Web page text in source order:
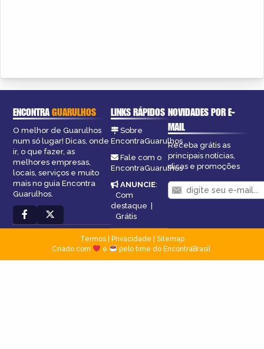
ENCONTRAGUARULHOS
O melhor de Guarulhos
num só lugar! Dicas, onde
ir, o que fazer, as
melhores empresas,
locais, serviços e muito
mais no guia Encontra
Guarulhos.
LINKS RÁPIDOS
Sobre
EncontraGuarulhos
Fale com o
EncontraGuarulhos
ANUNCIE:
Com
destaque |
Grátis
NOVIDADES POR E-
MAIL
Receba grátis as
principais notícias,
dicas e promoções
Termos| Privacidade
Sitemap
Criado com
e pelo time do EncontraBrasil